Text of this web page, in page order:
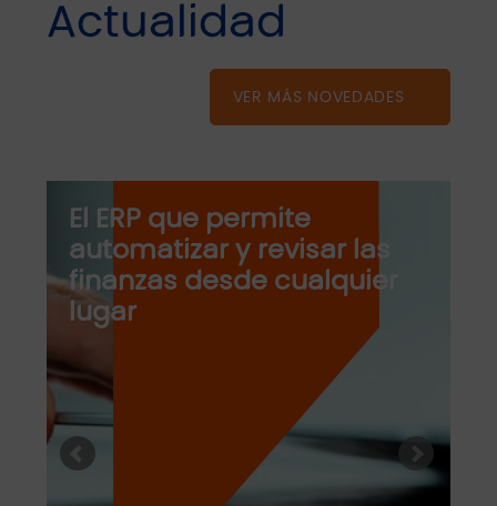
Actualidad
VER MÁS NOVEDADES
El ERP que permite
automatizar y revisar las
finanzas desde cualquier
lugar